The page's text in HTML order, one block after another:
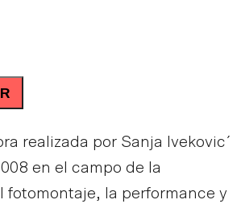
realizada por Sanja Ivekovic´
en el campo de la
fotomontaje, la performance y